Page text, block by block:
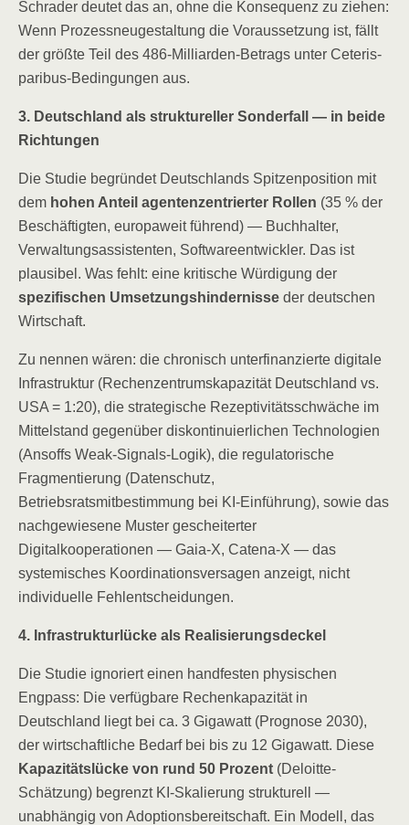
Schrader deutet das an, ohne die Konsequenz zu ziehen:
Wenn Prozessneugestaltung die Voraussetzung ist, fällt
der größte Teil des 486-Milliarden-Betrags unter Ceteris-
paribus-Bedingungen aus.
3. Deutschland als struktureller Sonderfall — in beide
Richtungen
Die Studie begründet Deutschlands Spitzenposition mit
dem hohen Anteil agentenzentrierter Rollen (35 % der
Beschäftigten, europaweit führend) — Buchhalter,
Verwaltungsassistenten, Softwareentwickler. Das ist
plausibel. Was fehlt: eine kritische Würdigung der
spezifischen Umsetzungshindernisse der deutschen
Wirtschaft.
Zu nennen wären: die chronisch unterfinanzierte digitale
Infrastruktur (Rechenzentrumskapazität Deutschland vs.
USA = 1:20), die strategische Rezeptivitätsschwäche im
Mittelstand gegenüber diskontinuierlichen Technologien
(Ansoffs Weak-Signals-Logik), die regulatorische
Fragmentierung (Datenschutz,
Betriebsratsmitbestimmung bei KI-Einführung), sowie das
nachgewiesene Muster gescheiterter
Digitalkooperationen — Gaia-X, Catena-X — das
systemisches Koordinationsversagen anzeigt, nicht
individuelle Fehlentscheidungen.
4. Infrastrukturlücke als Realisierungsdeckel
Die Studie ignoriert einen handfesten physischen
Engpass: Die verfügbare Rechenkapazität in
Deutschland liegt bei ca. 3 Gigawatt (Prognose 2030),
der wirtschaftliche Bedarf bei bis zu 12 Gigawatt. Diese
Kapazitätslücke von rund 50 Prozent (Deloitte-
Schätzung) begrenzt KI-Skalierung strukturell —
unabhängig von Adoptionsbereitschaft. Ein Modell, das